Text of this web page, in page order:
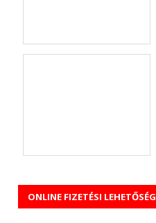
ONLINE FIZETÉSI LEHETŐSÉG